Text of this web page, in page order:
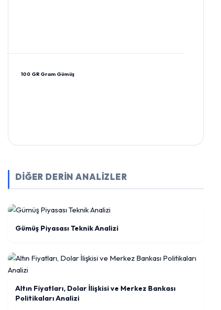
100 GR Gram Gümüş
DİĞER DERİN ANALİZLER
Gümüş Piyasası Teknik Analizi
Altın Fiyatları, Dolar İlişkisi ve Merkez Bankası
Politikaları Analizi